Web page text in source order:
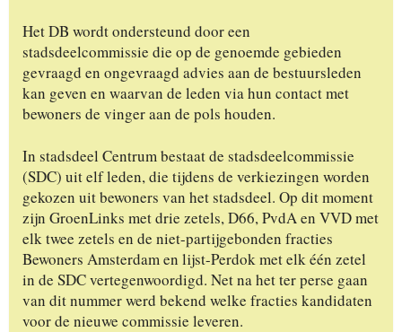
Het DB wordt ondersteund door een
stadsdeelcommissie die op de genoemde gebieden
gevraagd en ongevraagd advies aan de bestuursleden
kan geven en waarvan de leden via hun contact met
bewoners de vinger aan de pols houden.
In stadsdeel Centrum bestaat de stadsdeelcommissie
(SDC) uit elf leden, die tijdens de verkiezingen worden
gekozen uit bewoners van het stadsdeel. Op dit moment
zijn GroenLinks met drie zetels, D66, PvdA en VVD met
elk twee zetels en de niet-partijgebonden fracties
Bewoners Amsterdam en lijst-Perdok met elk één zetel
in de SDC vertegenwoordigd. Net na het ter perse gaan
van dit nummer werd bekend welke fracties kandidaten
voor de nieuwe commissie leveren.